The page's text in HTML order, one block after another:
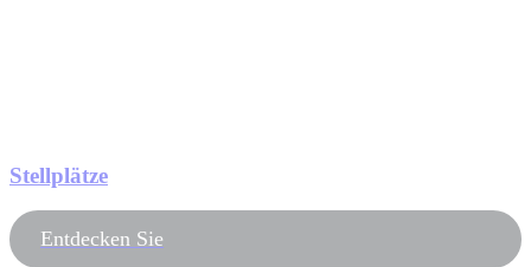
Stellplätze
Entdecken Sie